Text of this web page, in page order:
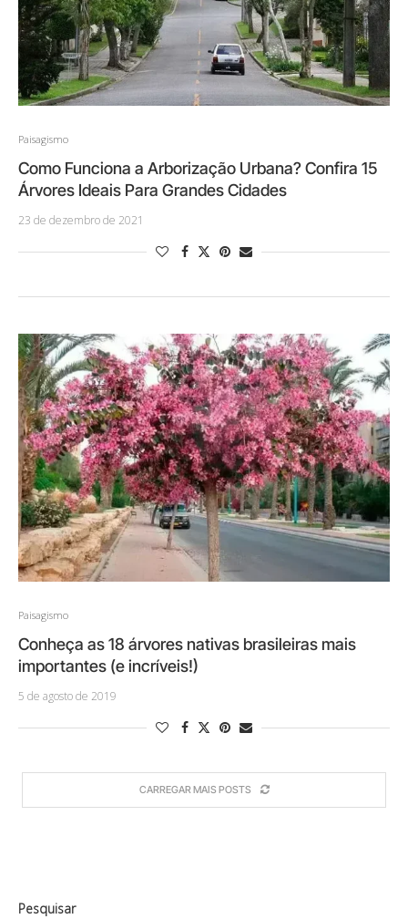
Paisagismo
Como Funciona a Arborização Urbana? Confira 15
Árvores Ideais Para Grandes Cidades
23 de dezembro de 2021
Paisagismo
Conheça as 18 árvores nativas brasileiras mais
importantes (e incríveis!)
5 de agosto de 2019
CARREGAR MAIS POSTS
Pesquisar